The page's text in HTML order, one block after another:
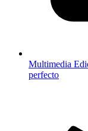
Multimedia
perfecto